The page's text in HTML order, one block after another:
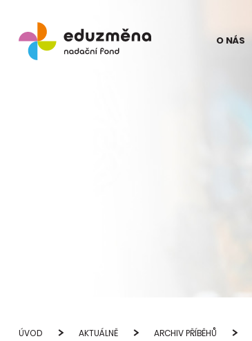
O NÁS
ÚVOD AKTUÁLNĚ ARCHIV PŘÍBĚHŮ